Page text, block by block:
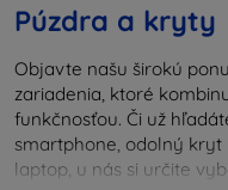
Púzdra a kryty
Objavte našu širokú
zariadenia, ktoré
funkčnosťou. Či už
smartphone, odolný
laptop, u nás si určite